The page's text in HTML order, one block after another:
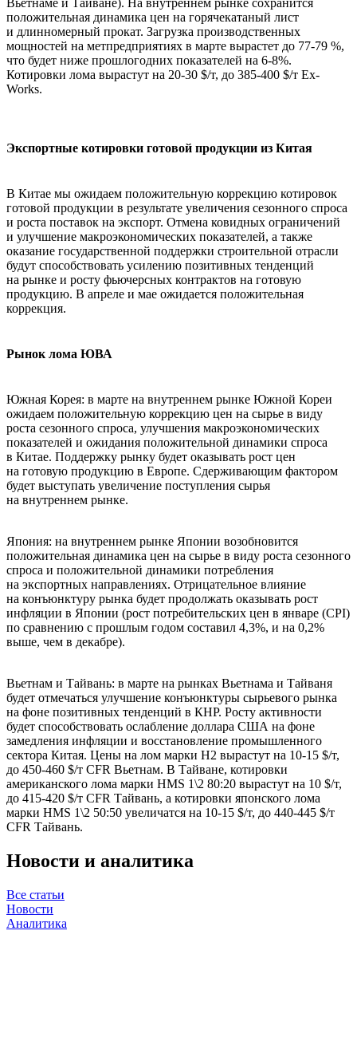
Вьетнаме и Тайване). На внутреннем рынке сохранится
положительная динамика цен на горячекатаный лист
и длинномерный прокат. Загрузка производственных
мощностей на метпредприятиях в марте вырастет до 77-79 %,
что будет ниже прошлогодних показателей на 6-8%.
Котировки лома вырастут на 20-30 $/т, до 385-400 $/т Ex-
Works.
Экспортные котировки готовой продукции из Китая
В Китае мы ожидаем положительную коррекцию котировок
готовой продукции в результате увеличения сезонного спроса
и роста поставок на экспорт. Отмена ковидных ограничений
и улучшение макроэкономических показателей, а также
оказание государственной поддержки строительной отрасли
будут способствовать усилению позитивных тенденций
на рынке и росту фьючерсных контрактов на готовую
продукцию. В апреле и мае ожидается положительная
коррекция.
Рынок лома ЮВА
Южная Корея: в марте на внутреннем рынке Южной Кореи
ожидаем положительную коррекцию цен на сырье в виду
роста сезонного спроса, улучшения макроэкономических
показателей и ожидания положительной динамики спроса
в Китае. Поддержку рынку будет оказывать рост цен
на готовую продукцию в Европе. Сдерживающим фактором
будет выступать увеличение поступления сырья
на внутреннем рынке.
Япония: на внутреннем рынке Японии возобновится
положительная динамика цен на сырье в виду роста сезонного
спроса и положительной динамики потребления
на экспортных направлениях. Отрицательное влияние
на конъюнктуру рынка будет продолжать оказывать рост
инфляции в Японии (рост потребительских цен в январе (CPI)
по сравнению с прошлым годом составил 4,3%, и на 0,2%
выше, чем в декабре).
Вьетнам и Тайвань: в марте на рынках Вьетнама и Тайваня
будет отмечаться улучшение конъюнктуры сырьевого рынка
на фоне позитивных тенденций в КНР. Росту активности
будет способствовать ослабление доллара США на фоне
замедления инфляции и восстановление промышленного
сектора Китая. Цены на лом марки Н2 вырастут на 10-15 $/т,
до 450-460 $/т CFR Вьетнам. В Тайване, котировки
американского лома марки HMS 1\2 80:20 вырастут на 10 $/т,
до 415-420 $/т CFR Тайвань, а котировки японского лома
марки HMS 1\2 50:50 увеличатся на 10-15 $/т, до 440-445 $/т
CFR Тайвань.
Новости и аналитика
Все статьи
Новости
Аналитика